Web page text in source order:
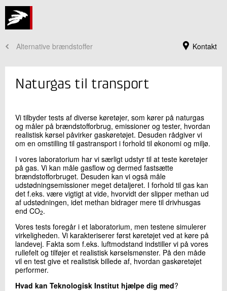
Kontakt
Alternative brændstoffer
Jeg er din kontaktperson
Kim Winther
Seniorspecialist
+45 72 20 13 10
Send e-mail
Skriv til mig
Naturgas til transport
Vi tilbyder tests af diverse køretøjer, som kører på naturgas
og måler på brændstofforbrug, emissioner og tester, hvordan
realistisk kørsel påvirker gaskøretøjet. Desuden rådgiver vi
om en omstilling til gastransport i forhold til økonomi og miljø.
I vores laboratorium har vi særligt udstyr til at teste køretøjer
på gas. Vi kan måle gasflow og dermed fastsætte
brændstofforbruget. Desuden kan vi også måle
udstødningsemissioner meget detaljeret. I forhold til gas kan
det f.eks. være vigtigt at vide, hvorvidt der slipper methan ud
af udstødningen, idet methan bidrager mere til drivhusgas
end CO2.
Vores tests foregår i et laboratorium, men testene simulerer
virkeligheden. Vi karakteriserer først køretøjet ved at køre på
landevej. Fakta som f.eks. luftmodstand indstiller vi på vores
rullefelt og tilføjer et realistisk kørselsmønster. På den måde
vil en test give et realistisk billede af, hvordan gaskøretøjet
performer.
Hvad kan Teknologisk Institut hjælpe dig med?